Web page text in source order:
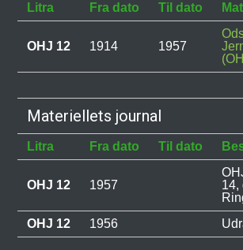
Litra Fra dato Til dato
OHJ 12 1914 1957
Materiellets journal
Litra Fra dato Til dato
OHJ 12 1957
14,
OHJ 12
1956